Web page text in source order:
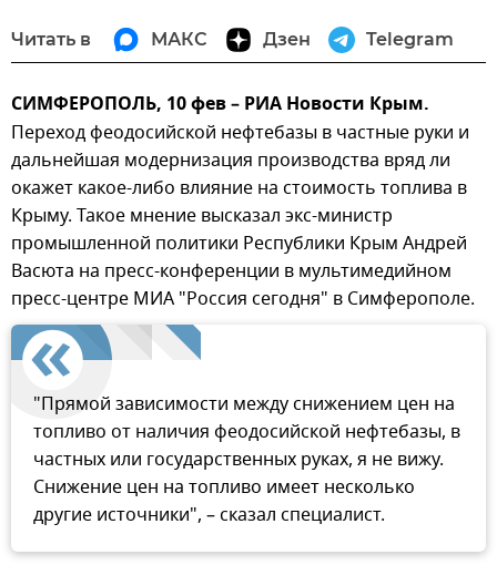
Читать в МАКС Дзен Telegram
СИМФЕРОПОЛЬ, 10 фев – РИА Новости Крым.
Переход феодосийской нефтебазы в частные руки и
дальнейшая модернизация производства вряд ли
окажет какое-либо влияние на стоимость топлива в
Крыму. Такое мнение высказал экс-министр
промышленной политики Республики Крым Андрей
Васюта на пресс-конференции в мультимедийном
пресс-центре МИА "Россия сегодня" в Симферополе.
"Прямой зависимости между снижением цен на
топливо от наличия феодосийской нефтебазы, в
частных или государственных руках, я не вижу.
Снижение цен на топливо имеет несколько
другие источники", – сказал специалист.